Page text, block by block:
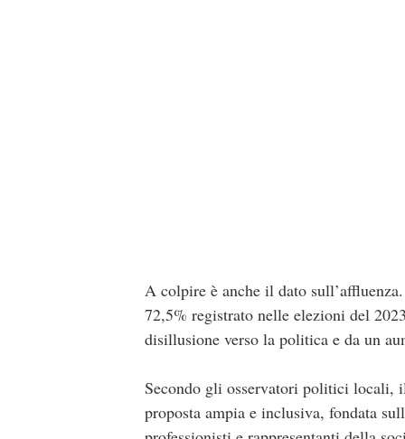
A colpire è anche il dato
72,5% registrato nelle elezioni del
disillusione verso la politica e da un
Secondo gli osservatori politici locali,
proposta ampia e inclusiva, fondata